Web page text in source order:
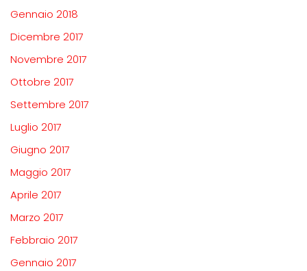
Gennaio 2018
Dicembre 2017
Novembre 2017
Ottobre 2017
Settembre 2017
Luglio 2017
Giugno 2017
Maggio 2017
Aprile 2017
Marzo 2017
Febbraio 2017
Gennaio 2017